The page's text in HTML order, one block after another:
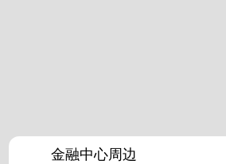
金融中心周边